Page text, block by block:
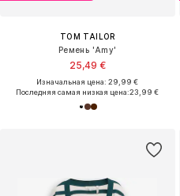
TOM TAILOR
Ремень 'Amy'
25,49 €
Изначальная цена: 29,99 €
Последняя самая низкая цена:23,99 €